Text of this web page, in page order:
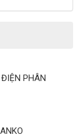
PHÂN